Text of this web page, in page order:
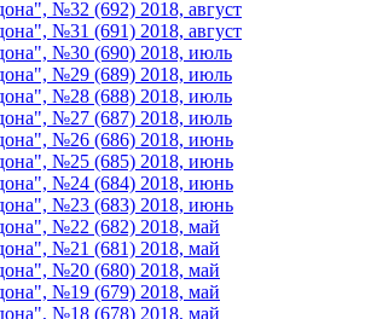
№32 (692) 2018, август
№31 (691) 2018, август
№30 (690) 2018, июль
№29 (689) 2018, июль
№28 (688) 2018, июль
№27 (687) 2018, июль
№26 (686) 2018, июнь
№25 (685) 2018, июнь
№24 (684) 2018, июнь
№23 (683) 2018, июнь
№22 (682) 2018, май
№21 (681) 2018, май
№20 (680) 2018, май
№19 (679) 2018, май
№18 (678) 2018, май